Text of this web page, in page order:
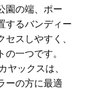
園の端、ポー
するバンディー
スしやすく、
一つです。
ヤックスは、
ーの方に最適